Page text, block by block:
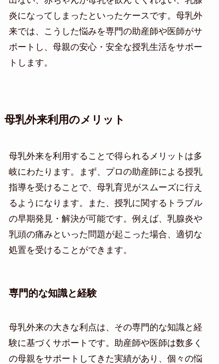
炎になってしまったといったケースです。母乳外
来では、こうした悩みを専門の助産師や医師がサ
ポートし、母親の安心・安全な授乳生活をサポー
トします。
母乳外来利用のメリット
母乳外来を利用することで得られるメリットは多
岐にわたります。まず、プロの助産師による授乳
指導を受けることで、母乳育児がスムーズに行え
るようになります。また、授乳に関するトラブル
の早期発見・解決が可能です。例えば、乳腺炎や
乳頭の痛みといった問題が起こった場合、適切な
処置を受けることができます。
専門的な知識と経験
母乳外来の大きな利点は、その専門的な知識と経
験に基づくサポートです。助産師や医師は数多く
の母親をサポートしてきた実績があり、個々の悩